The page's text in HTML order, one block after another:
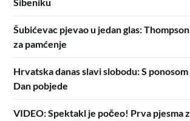
Šubićevac pjevao u jedan glas:
za pamćenje
Hrvatska danas slavi slobodu: S
Dan pobjede
VIDEO: Spektakl je počeo! Prva pjesma